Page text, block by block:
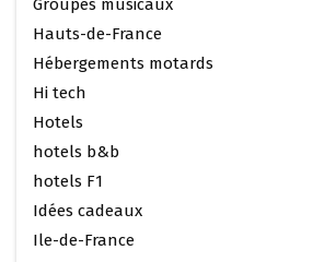
Hauts-de-France
Hébergements motards
Hi tech
Hotels
hotels b&b
hotels F1
Idées cadeaux
Ile-de-France